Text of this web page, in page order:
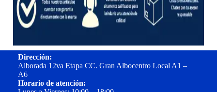
Dirección:
Alborada 12va Etapa CC. Gran Albocentro Local A1 –
A6
Horario de atención: